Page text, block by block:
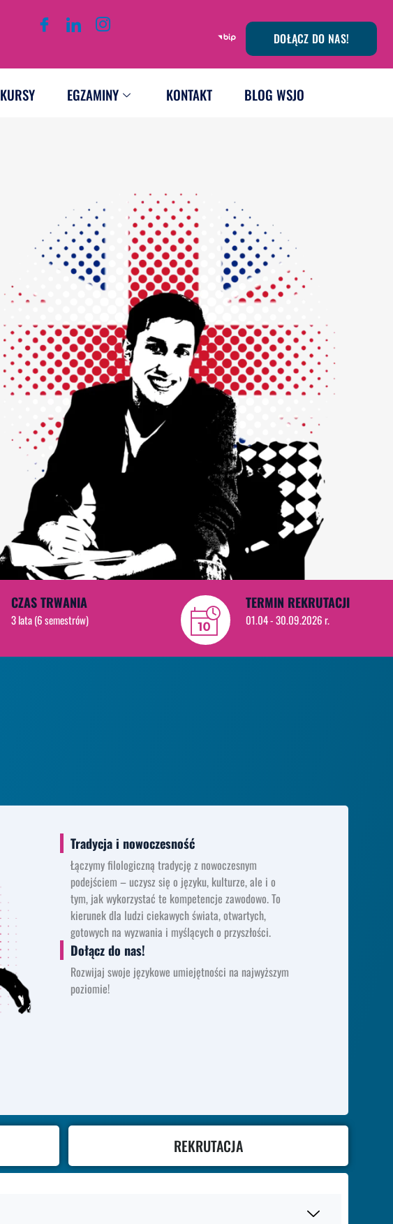
DOŁĄCZ DO NAS!
KURSY EGZAMINY KONTAKT BLOG WSJO
CZAS TRWANIA
3 lata (6 semestrów)
TERMIN REKRUTACJI
01.04 - 30.09.2026 r.
Tradycja i nowoczesność
Łączymy filologiczną tradycję z nowoczesnym
podejściem – uczysz się o języku, kulturze, ale i o
tym, jak wykorzystać te kompetencje zawodowo. To
kierunek dla ludzi ciekawych świata, otwartych,
gotowych na wyzwania i myślących o przyszłości.
Dołącz do nas!
Rozwijaj swoje językowe umiejętności na najwyższym
poziomie!
REKRUTACJA